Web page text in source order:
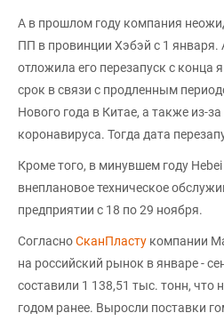
А в прошлом году компания
ПП в провинции Хэбэй с 1 января.
отложила его перезапуск с конца
срок в связи с продленным
Нового года в Китае, а также из-
коронавируса. Тогда дата
Кроме того, в минувшем году
внеплановое техническое
предприятии с 18 по 29 ноября.
СогласноСканПласту компании
на российский рынок в январе -
составили 1 138,51 тыс. тонн, что
годом ранее. Выросли поставки